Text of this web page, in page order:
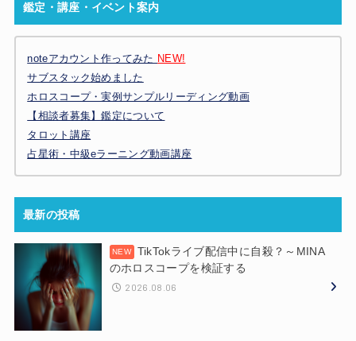
鑑定・講座・イベント案内
noteアカウント作ってみた NEW!
サブスタック始めました
ホロスコープ・実例サンプルリーディング動画
【相談者募集】鑑定について
タロット講座
占星術・中級eラーニング動画講座
最新の投稿
TikTokライブ配信中に自殺？～MINA
のホロスコープを検証する
2026.08.06